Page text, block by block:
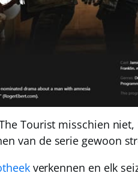
Tourist misschien niet,
van de serie gewoon
verkennen en elk